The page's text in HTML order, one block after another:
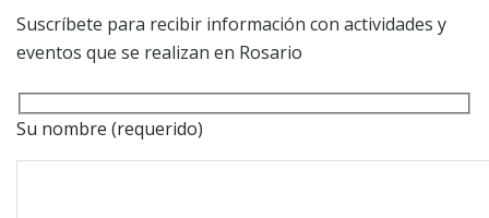
Suscríbete para recibir información con actividades y
eventos que se realizan en Rosario
Su nombre (requerido)